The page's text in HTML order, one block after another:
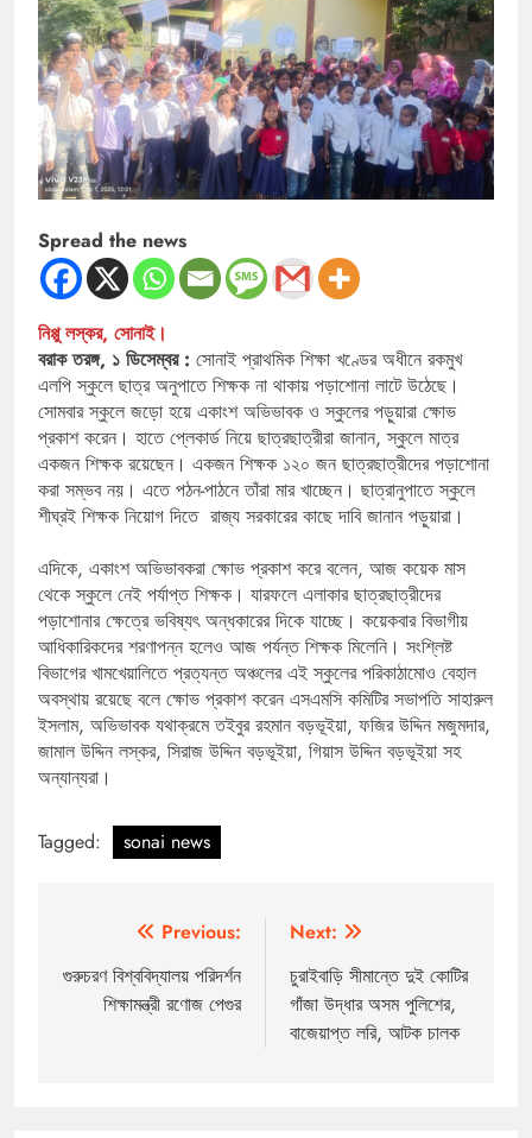
Spread the news
নিপ্পু লস্কর, সোনাই।
বরাক তরঙ্গ, ১ ডিসেম্বর : সোনাই প্রাথমিক শিক্ষা খণ্ডের অধীনে রকমুখ
এলপি স্কুলে ছাত্র অনুপাতে শিক্ষক না থাকায় পড়াশোনা লাটে উঠেছে।
সোমবার স্কুলে জড়ো হয়ে একাংশ অভিভাবক ও স্কুলের পড়ুয়ারা ক্ষোভ
প্রকাশ করেন। হাতে প্লেকার্ড নিয়ে ছাত্রছাত্রীরা জানান, স্কুলে মাত্র
একজন শিক্ষক রয়েছেন। একজন শিক্ষক ১২০ জন ছাত্রছাত্রীদের পড়াশোনা
করা সম্ভব নয়। এতে পঠন-পাঠনে তাঁরা মার খাচ্ছেন। ছাত্রানুপাতে স্কুলে
শীঘ্রই শিক্ষক নিয়োগ দিতে রাজ্য সরকারের কাছে দাবি জানান পড়ুয়ারা।
এদিকে, একাংশ অভিভাবকরা ক্ষোভ প্রকাশ করে বলেন, আজ কয়েক মাস
থেকে স্কুলে নেই পর্যাপ্ত শিক্ষক। যারফলে এলাকার ছাত্রছাত্রীদের
পড়াশোনার ক্ষেত্রে ভবিষ্যৎ অন্ধকারের দিকে যাচ্ছে। কয়েকবার বিভাগীয়
আধিকারিকদের শরণাপন্ন হলেও আজ পর্যন্ত শিক্ষক মিলেনি। সংশ্লিষ্ট
বিভাগের খামখেয়ালিতে প্রত্যন্ত অঞ্চলের এই স্কুলের পরিকাঠামোও বেহাল
অবস্থায় রয়েছে বলে ক্ষোভ প্রকাশ করেন এসএমসি কমিটির সভাপতি সাহারুল
ইসলাম, অভিভাবক যথাক্রমে তইবুর রহমান বড়ভূইয়া, ফজির উদ্দিন মজুমদার,
জামাল উদ্দিন লস্কর, সিরাজ উদ্দিন বড়ভূইয়া, গিয়াস উদ্দিন বড়ভূইয়া সহ
অন্যান্যরা।
Tagged: sonai news
navigation
Previous:
গুরুচরণ বিশ্ববিদ্যালয় পরিদর্শন
শিক্ষামন্ত্রী রণোজ পেগুর
Next:
চুরাইবাড়ি সীমান্তে দুই কোটির
গাঁজা উদ্ধার অসম পুলিশের,
বাজেয়াপ্ত লরি, আটক চালক